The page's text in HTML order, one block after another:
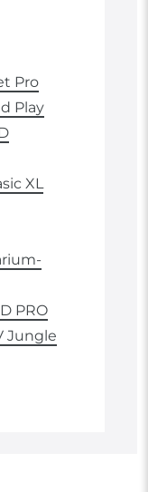
Pro
Play
XL
PRO
Jungle